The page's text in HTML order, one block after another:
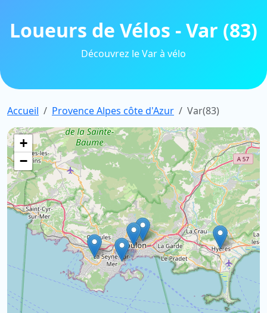
Loueurs de Vélos - Var (83)
Découvrez le Var à vélo
Accueil Provence Alpes côte d'Azur Var(83)
+
−